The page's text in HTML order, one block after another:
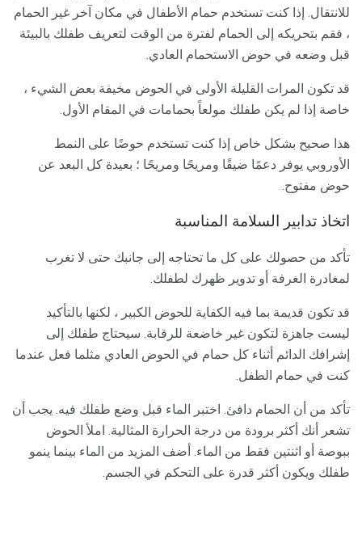
للانتقال. إذا كنت تستخدم حمام الأطفال في مكان آخر غير الحمام
، فقم بتحريكه إلى الحمام لفترة من الوقت لتعريف طفلك بالبيئة
قبل وضعه في حوض الاستحمام العادي.
قد تكون المرات القليلة الأولى في الحوض مخيفة بعض الشيء ،
خاصة إذا لم يكن طفلك مولعاً بحمامات في المقام الأول.
هذا صحيح بشكل خاص إذا كنت تستخدم حوضًا على النمط
الأوروبي يوفر دعمًا ضيقًا ومريحًا ومريحًا ؛ بعيدة كل البعد عن
حوض مفتوح.
اتخاذ تدابير السلامة المناسبة
تأكد من حصولك على كل ما تحتاجه إلى جانبك حتى لا تغرب
لمغادرة الغرفة أو تدوير ظهرك لطفلك.
قد تكون قديمة بما فيه الكفاية للحوض الكبير ، لكنها بالتأكيد
ليست جاهزة لتكون غير خاضعة للرقابة. سيحتاج طفلك إلى
إشرافك الدائم أثناء كل حمام في الحوض العادي مثلما فعل عندما
كنت في حمام الطفل.
تأكد من أن الحمام دافئ. اختبر الماء قبل وضع طفلك فيه. يجب أن
تشعر أنك أكثر برودة من درجة الحرارة المثالية. املأ الحوض
ببوصة أو اثنتين فقط من الماء. أضف المزيد من الماء بينما ينمو
طفلك ويكون أكثر قدرة على التحكم في الجسم.